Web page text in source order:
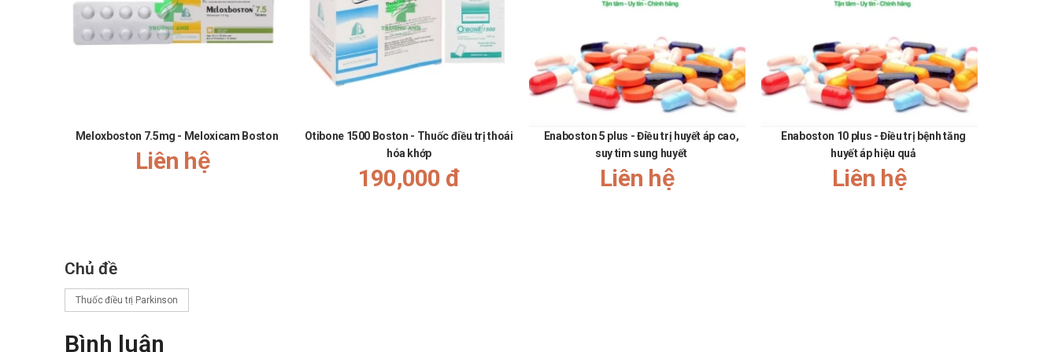
Nhà sản xuất
Công ty Cổ Phần Dược Phẩm Boston Việt Nam.
Danapha-Trihex
Tài liệu tham khảo: https://drugbank.vn/
Meloxboston 7.5mg - Meloxicam Boston
Liên hệ
Otibone 1500 Boston - Thuốc điều trị thoái
hóa khớp
190,000 đ
Enaboston 5 plus - Điều trị huyết áp cao,
suy tim sung huyết
Liên hệ
Enaboston 10 plus - Điều trị bệnh tăng
huyết áp hiệu quả
Liên hệ
Chủ đề
Thuốc điều trị Parkinson
Bình luận